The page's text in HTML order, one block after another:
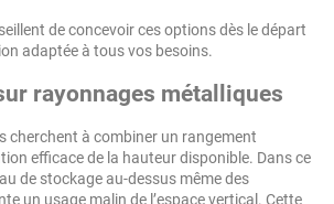
de concevoir ces options dès le départ
adaptée à tous vos besoins.
rayonnages métalliques
cherchent à combiner un rangement
efficace de la hauteur disponible. Dans ce
de stockage au-dessus même des
un usage malin de l’espace vertical. Cette